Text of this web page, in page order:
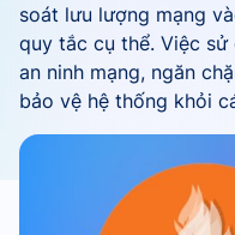
soát lưu lượng mạng
quy tắc cụ thể. Việc
an ninh mạng, ngăn
bảo vệ hệ thống khỏi